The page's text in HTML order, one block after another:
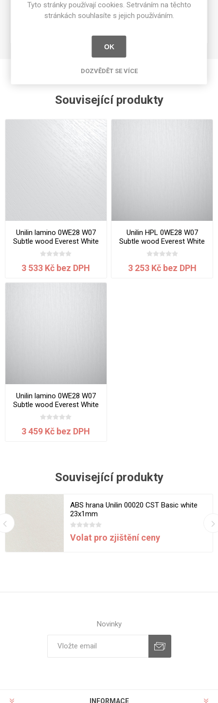
Povrchová
Související produkty
Unilin lamino 0WE28 W07
Subtle wood Everest White
2800x2070x19 mm
3 533 Kč bez DPH
Unilin HPL 0WE28 W07
Subtle wood Everest White
3050x1300x0.7 mm
3 253 Kč bez DPH
Unilin lamino 0WE28 W07
Subtle wood Everest White
2800x2070x18 mm
3 459 Kč bez DPH
Související produkty
ABS hrana Unilin 00020 CST Basic white
23x1mm
Volat pro zjištění ceny
Novinky
INFORMACE
Tyto stránky používají cookies. Setrváním na těchto
stránkách souhlasíte s jejich používáním.
OK
DOZVĚDĚT SE VÍCE